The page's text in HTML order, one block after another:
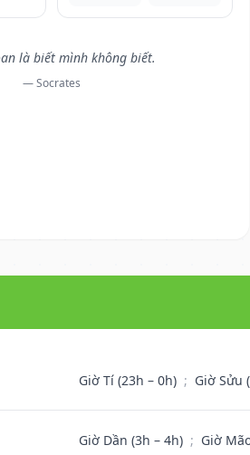
là biết mình không biết.
— Socrates
Giờ Tí (23h – 0h) ; Giờ Sửu
Giờ Dần (3h – 4h) ; Giờ